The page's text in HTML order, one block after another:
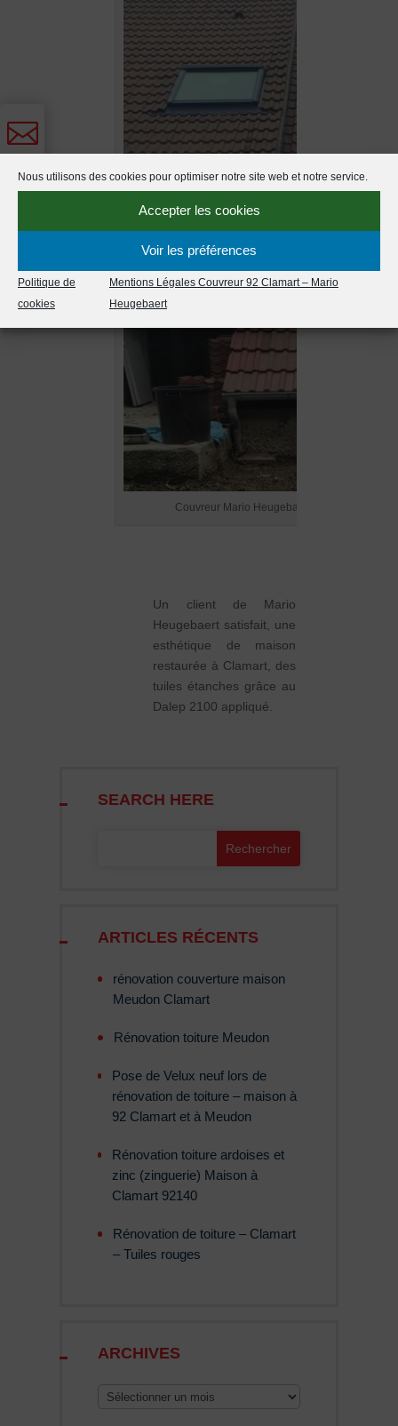
Nous utilisons des cookies pour optimiser notre site web et notre service.
Accepter les cookies
Voir les préférences
Politique de
cookies
Mentions Légales Couvreur 92 Clamart – Mario
Heugebaert
Couvreur Mario Heugebaert – demoussage
Un client de Mario
Heugebaert satisfait, une
esthétique de maison
restaurée à Clamart, des
tuiles étanches grâce au
Dalep 2100 appliqué.
ARTICLES RÉCENTS
Meudon Clamart
rénovation de toiture – maison à
92 Clamart et à Meudon
zinc (zinguerie) Maison à
Clamart 92140
– Tuiles rouges

